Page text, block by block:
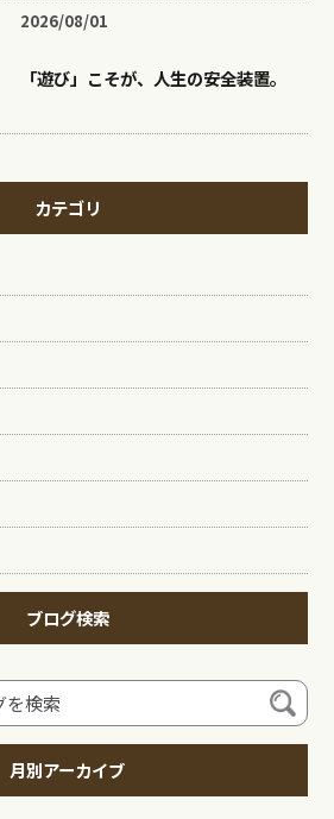
2026/08/01
「遊び」こそが、人生の安全装置。
カテゴリ
ブログ検索
月別アーカイブ